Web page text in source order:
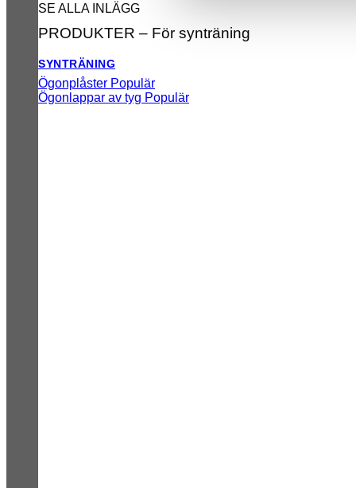
SE ALLA INLÄGG
PRODUKTER – För synträning
SYNTRÄNING
Ögonplåster
Ögonlappar av tyg